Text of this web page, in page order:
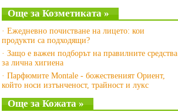
Още за Козметиката »
· Ежедневно почистване на лицето: кои
продукти са подходящи?
· Защо е важен подборът на правилните средства
за лична хигиена
· Парфюмите Montale - божественият Ориент,
който носи изтънченост, трайност и лукс
Още за Кожата »